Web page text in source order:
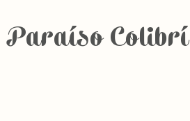
Paraíso Colibrí